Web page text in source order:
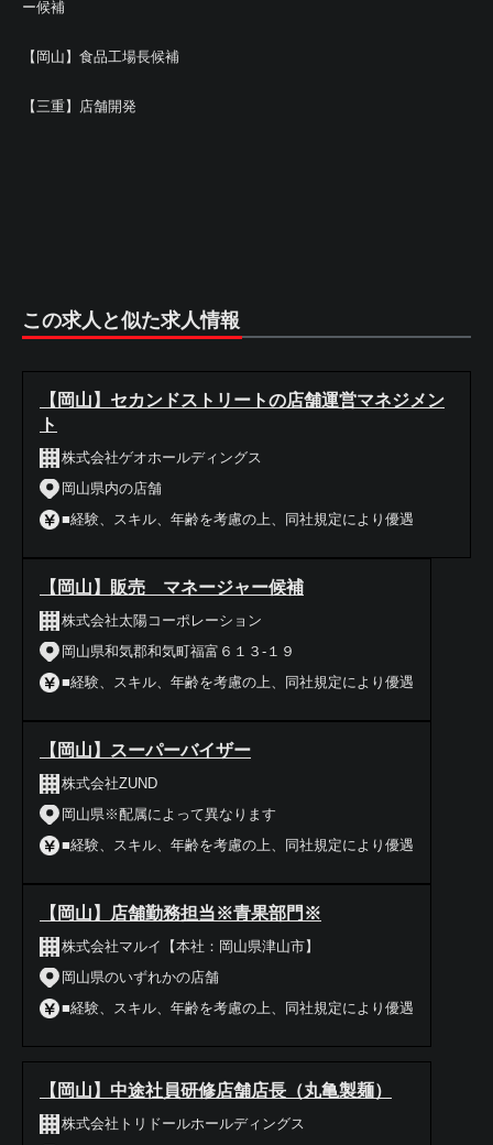
ー候補
【岡山】食品工場長候補
【三重】店舗開発
この求人と似た求人情報
【岡山】セカンドストリートの店舗運営マネジメン
ト
株式会社ゲオホールディングス
岡山県内の店舗
■経験、スキル、年齢を考慮の上、同社規定により優遇
【岡山】販売 マネージャー候補
株式会社太陽コーポレーション
岡山県和気郡和気町福富６１３-１９
■経験、スキル、年齢を考慮の上、同社規定により優遇
【岡山】スーパーバイザー
株式会社ZUND
岡山県※配属によって異なります
■経験、スキル、年齢を考慮の上、同社規定により優遇
【岡山】店舗勤務担当※青果部門※
株式会社マルイ【本社：岡山県津山市】
岡山県のいずれかの店舗
■経験、スキル、年齢を考慮の上、同社規定により優遇
【岡山】中途社員研修店舗店長（丸亀製麺）
株式会社トリドールホールディングス